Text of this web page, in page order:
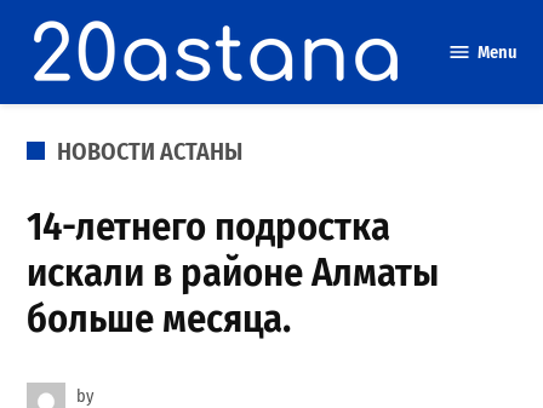
content
Menu
POSTED
НОВОСТИ АСТАНЫ
14-летнего подростка
искали в районе Алматы
больше месяца.
by